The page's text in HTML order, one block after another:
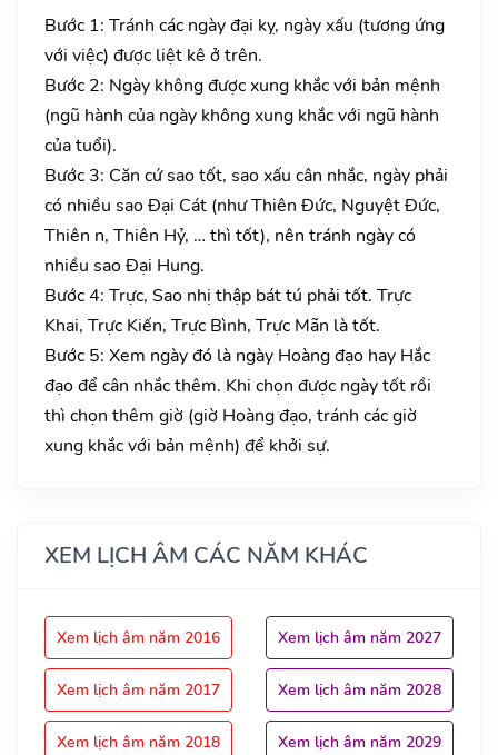
Bước 1: Tránh các ngày đại kỵ, ngày xấu (tương ứng
với việc) được liệt kê ở trên.
Bước 2: Ngày không được xung khắc với bản mệnh
(ngũ hành của ngày không xung khắc với ngũ hành
của tuổi).
Bước 3: Căn cứ sao tốt, sao xấu cân nhắc, ngày phải
có nhiều sao Đại Cát (như Thiên Đức, Nguyệt Đức,
Thiên n, Thiên Hỷ, … thì tốt), nên tránh ngày có
nhiều sao Đại Hung.
Bước 4: Trực, Sao nhị thập bát tú phải tốt. Trực
Khai, Trực Kiến, Trực Bình, Trực Mãn là tốt.
Bước 5: Xem ngày đó là ngày Hoàng đạo hay Hắc
đạo để cân nhắc thêm. Khi chọn được ngày tốt rồi
thì chọn thêm giờ (giờ Hoàng đạo, tránh các giờ
xung khắc với bản mệnh) để khởi sự.
XEM LỊCH ÂM CÁC NĂM KHÁC
Xem lịch âm năm 2016
Xem lịch âm năm 2017
Xem lịch âm năm 2018
Xem lịch âm năm 2027
Xem lịch âm năm 2028
Xem lịch âm năm 2029